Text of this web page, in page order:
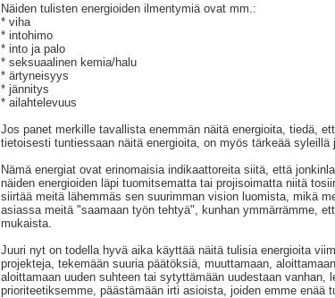
Näiden tulisten energioiden ilmentymiä ovat mm.:
* viha
* intohimo
* into ja palo
* seksuaalinen kemia/halu
* ärtyneisyys
* jännitys
* ailahtelevuus
Jos panet merkille tavallista enemmän näitä energioita, tiedä,
tietoisesti tuntiessaan näitä energioita, on myös tärkeää
Nämä energiat ovat erinomaisia indikaattoreita siitä, että
näiden energioiden läpi tuomitsematta tai projisoimatta niitä
siirtää meitä lähemmäs sen suurimman vision luomista, mikä
asiassa meitä "saamaan työn tehtyä", kunhan ymmärrämme,
mukaista.
Juuri nyt on todella hyvä aika käyttää näitä tulisia energioita
projekteja, tekemään suuria päätöksiä, muuttamaan,
aloittamaan uuden suhteen tai sytyttämään uudestaan
prioriteetiksemme, päästämään irti asioista, joiden emme enää